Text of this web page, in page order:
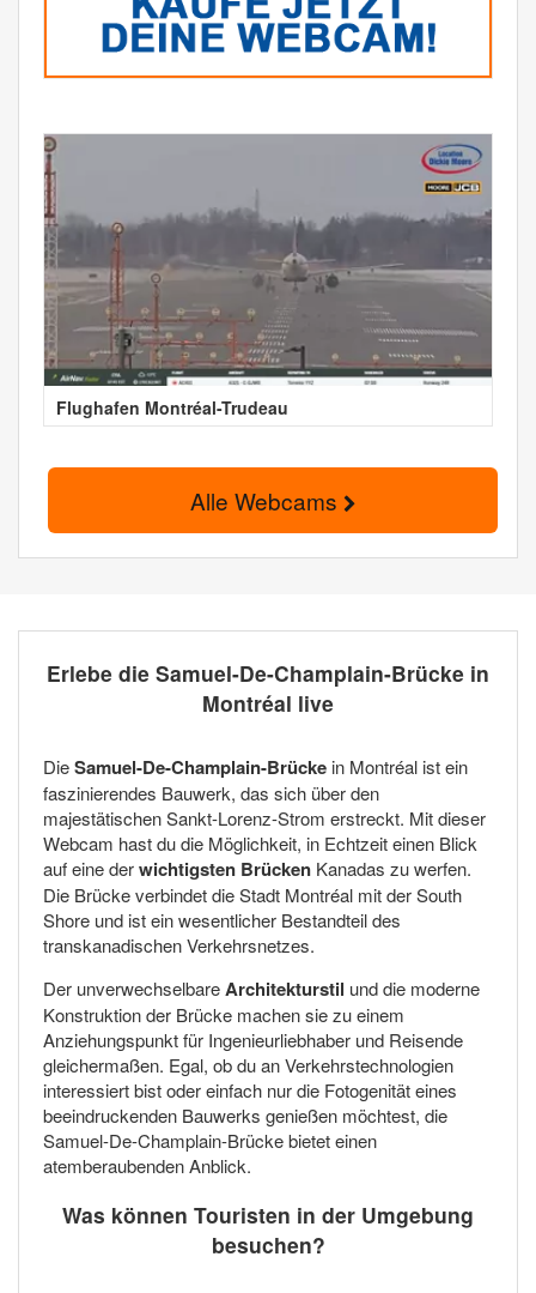
Flughafen Montréal-Trudeau
Alle Webcams
Erlebe die Samuel-De-Champlain-Brücke in
Montréal live
DieSamuel-De-Champlain-Brücke in Montréal ist ein
faszinierendes Bauwerk, das sich über den
majestätischen Sankt-Lorenz-Strom erstreckt. Mit dieser
Webcam hast du die Möglichkeit, in Echtzeit einen Blick
auf eine derwichtigsten Brücken Kanadas zu werfen.
Die Brücke verbindet die Stadt Montréal mit der South
Shore und ist ein wesentlicher Bestandteil des
transkanadischen Verkehrsnetzes.
Der unverwechselbareArchitekturstil und die moderne
Konstruktion der Brücke machen sie zu einem
Anziehungspunkt für Ingenieurliebhaber und Reisende
gleichermaßen. Egal, ob du an Verkehrstechnologien
interessiert bist oder einfach nur die Fotogenität eines
beeindruckenden Bauwerks genießen möchtest, die
Samuel-De-Champlain-Brücke bietet einen
atemberaubenden Anblick.
Was können Touristen in der Umgebung
besuchen?